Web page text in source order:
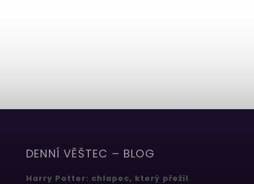
DENNÍ VĚŠTEC – BLOG
Harry Potter: chlapec, který přežil